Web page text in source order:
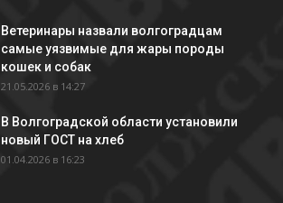
Ветеринары назвали волгоградцам
самые уязвимые для жары породы
кошек и собак
21.05.2026 в 14:27
В Волгоградской области установили
новый ГОСТ на хлеб
01.04.2026 в 16:23